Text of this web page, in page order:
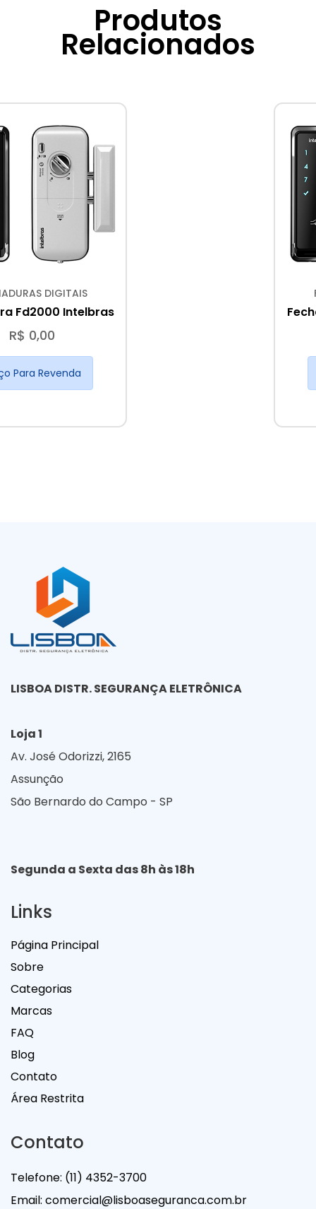
Produtos
Relacionados
DIGITAIS
Fd2000 Intelbras
R$ 0,00
Para Revenda
LISBOA DISTR. SEGURANÇA ELETRÔNICA
Loja 1
Av. José Odorizzi, 2165
Assunção
São Bernardo do Campo - SP
Segunda a Sexta das 8h às 18h
Links
Página Principal
Sobre
Categorias
Marcas
FAQ
Blog
Contato
Área Restrita
Contato
Telefone: (11) 4352-3700
Email: comercial@lisboaseguranca.com.br